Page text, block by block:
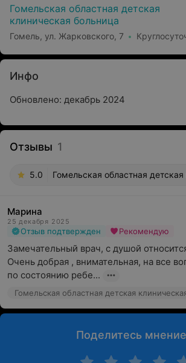
Гомельская областная детская
клиническая больница
Гомель, ул. Жарковского, 7
Инфо
Обновлено: декабрь 2024
Отзывы 1
5.0 Гомельская областная
Марина
25 декабря 2025
Отзыв подтвержден Рекомендую
Замечательный врач, с душой
Очень добрая , внимательная, на все
по состоянию ребе...
Поделитесь